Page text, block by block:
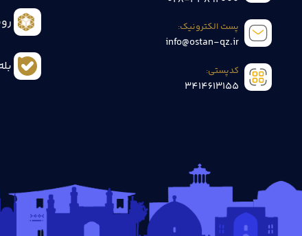
پست الکترونیک:
info@ostan-qz.ir
کدپستی:
3414613155